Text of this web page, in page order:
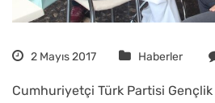
2 Mayıs 2017 Haberler
Cumhuriyetçi Türk Partisi